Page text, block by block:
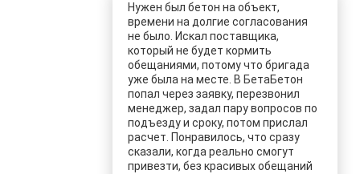
Нужен был бетон на объект,
времени на долгие согласования
не было. Искал поставщика,
который не будет кормить
обещаниями, потому что бригада
уже была на месте. В БетаБетон
попал через заявку, перезвонил
менеджер, задал пару вопросов по
подъезду и сроку, потом прислал
расчет. Понравилось, что сразу
сказали, когда реально смогут
привезти, без красивых обещаний